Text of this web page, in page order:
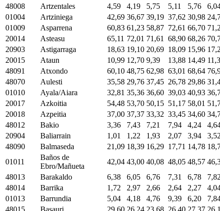
48008
Artzentales 4,59 4,19 5,75 5,11 5,76
01004
Artziniega 42,69 36,67 39,19 37,62 30,98
01009
Asparrena 60,83 61,23 58,87 72,61 66,70
20014
Asteasu 65,11 72,01 71,61 68,90 68,26
20903
Astigarraga 18,63 19,10 20,69 18,09 15,96
20015
Ataun 10,99 12,70 9,39 13,88 14,49
48091
Atxondo 60,10 48,75 62,98 63,01 68,64
48070
Aulesti 35,58 29,76 37,45 26,78 29,86
01010
Ayala/Aiara 32,81 35,36 36,60 39,03 40,93
20017
Azkoitia 54,48 53,70 50,15 51,17 58,01
20018
Azpeitia 37,00 37,37 33,32 33,45 34,60
48012
Bakio 3,36 7,43 7,21 7,94 4,24
20904
Baliarrain 1,01 1,22 1,93 2,07 3,94
48090
Balmaseda 21,09 18,39 16,29 17,71 14,78
01011
Baños de
Ebro/Mañueta
42,04 43,00 40,08 48,05 48,57
48013
Barakaldo 6,38 6,05 6,76 7,31 6,78
48014
Barrika 1,72 2,97 2,66 2,64 2,27
01013
Barrundia 5,04 4,18 4,76 9,39 6,20
48015
Basauri 29,60 26,24 23,68 26,40 27,37